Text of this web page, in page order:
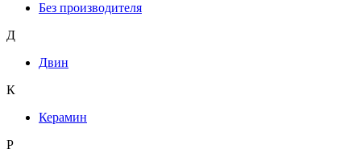
Без производителя
Д
Двин
К
Керамин
Р